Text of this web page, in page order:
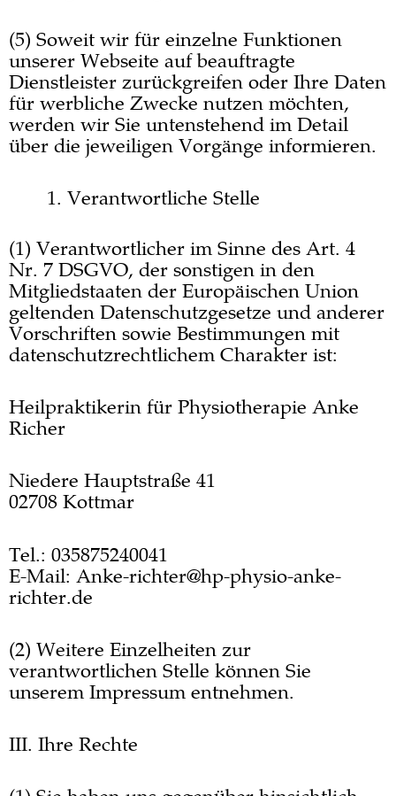
(5) Soweit wir für einzelne Funktionen
unserer Webseite auf beauftragte
Dienstleister zurückgreifen oder Ihre Daten
für werbliche Zwecke nutzen möchten,
werden wir Sie untenstehend im Detail
über die jeweiligen Vorgänge informieren.
Verantwortliche Stelle
(1) Verantwortlicher im Sinne des Art. 4
Nr. 7 DSGVO, der sonstigen in den
Mitgliedstaaten der Europäischen Union
geltenden Datenschutzgesetze und anderer
Vorschriften sowie Bestimmungen mit
datenschutzrechtlichem Charakter ist:
Heilpraktikerin für Physiotherapie Anke
Richer
Niedere Hauptstraße 41
02708 Kottmar
Tel.: 035875240041
E-Mail: Anke-richter@hp-physio-anke-
richter.de
(2) Weitere Einzelheiten zur
verantwortlichen Stelle können Sie
unserem Impressum entnehmen.
III. Ihre Rechte